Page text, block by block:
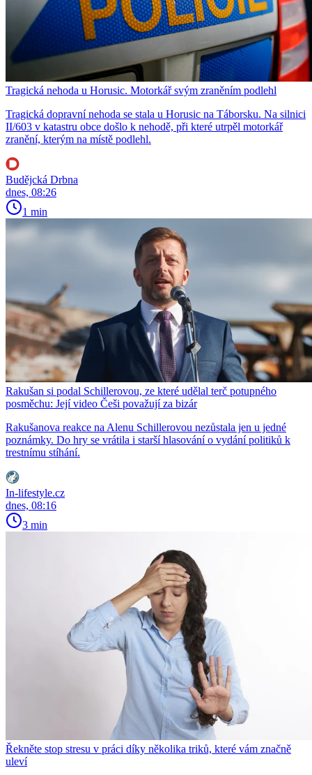
Tragická nehoda u Horusic. Motorkář svým zraněním podlehl
Tragická dopravní nehoda se stala u Horusic na Táborsku. Na silnici
II/603 v katastru obce došlo k nehodě, při které utrpěl motorkář
zranění, kterým na místě podlehl.
Budějcká Drbna
dnes, 08:26
1 min
Rakušan si podal Schillerovou, ze které udělal terč potupného
posměchu: Její video Češi považují za bizár
Rakušanova reakce na Alenu Schillerovou nezůstala jen u jedné
poznámky. Do hry se vrátila i starší hlasování o vydání politiků k
trestnímu stíhání.
In-lifestyle.cz
dnes, 08:16
3 min
Řekněte stop stresu v práci díky několika triků, které vám značně
uleví